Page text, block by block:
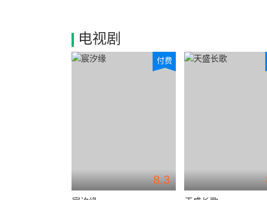
电视剧
8.3
付费